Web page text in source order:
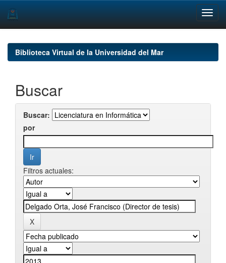
navigationBiblioteca Virtual de la Universidad del Mar
Buscar
Buscar:
por
Filtros actuales: